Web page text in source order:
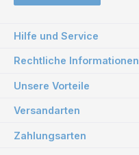
Hilfe und Service
Rechtliche Informationen
Unsere Vorteile
Versandarten
Zahlungsarten